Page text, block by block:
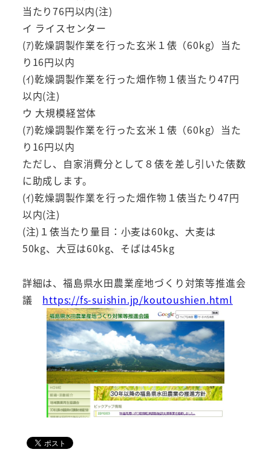
当たり76円以内(注)
イ ライスセンター
(ｱ)乾燥調製作業を行った玄米１俵（60kg）当た
り16円以内
(ｲ)乾燥調製作業を行った畑作物１俵当たり47円
以内(注)
ウ 大規模経営体
(ｱ)乾燥調製作業を行った玄米１俵（60kg）当た
り16円以内
ただし、自家消費分として８俵を差し引いた俵数
に助成します。
(ｲ)乾燥調製作業を行った畑作物１俵当たり47円
以内(注)
(注)１俵当たり量目：小麦は60kg、大麦は
50kg、大豆は60kg、そばは45kg
詳細は、福島県水田農業産地づくり対策等推進会
議 https://fs-suishin.jp/koutoushien.html